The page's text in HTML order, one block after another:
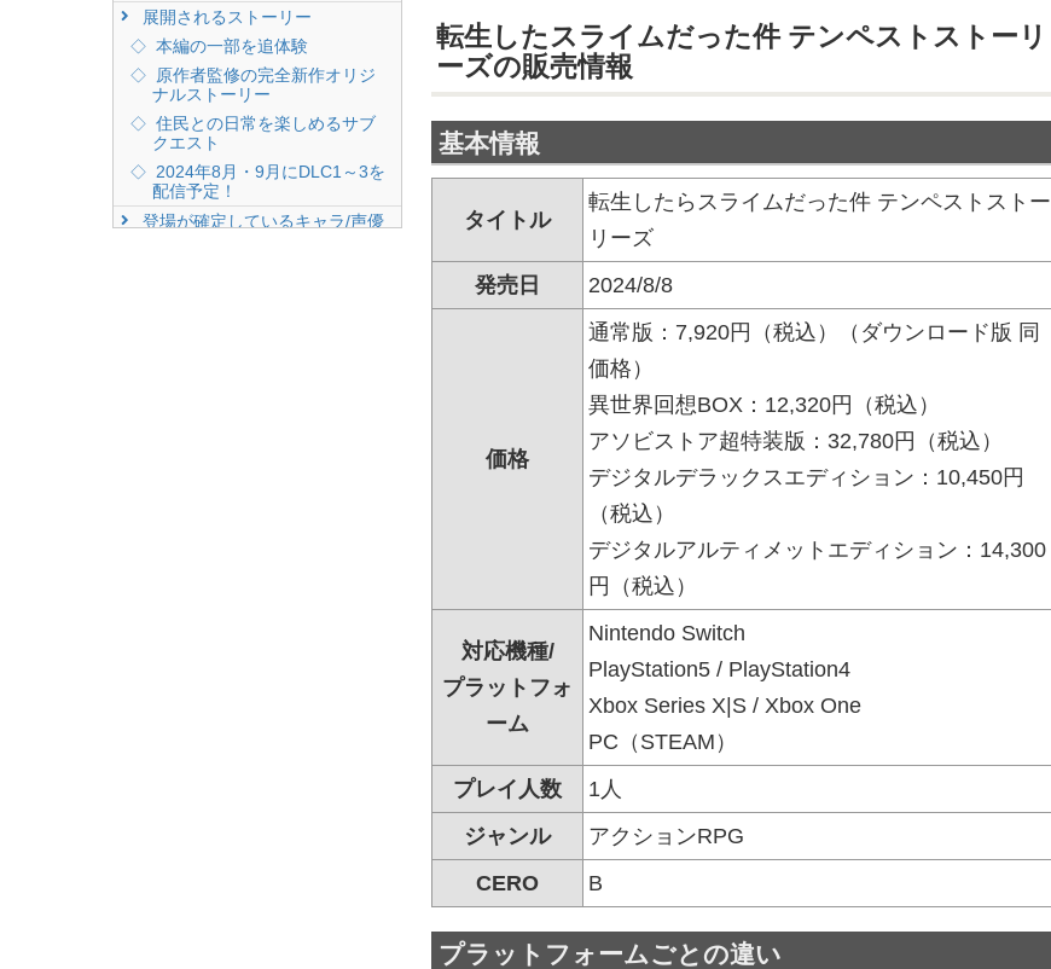
展開されるストーリー
本編の一部を追体験
原作者監修の完全新作オリジ
ナルストーリー
住民との日常を楽しめるサブ
クエスト
2024年8月・9月にDLC1～3を
配信予定！
登場が確定しているキャラ/声優
転生したスライムだった件 テンペストストーリ
ーズの販売情報
基本情報
タイトル
転生したらスライムだった件 テンペストストー
リーズ
発売日
2024/8/8
価格
通常版：7,920円（税込）（ダウンロード版 同
価格）
異世界回想BOX：12,320円（税込）
アソビストア超特装版：32,780円（税込）
デジタルデラックスエディション：10,450円
（税込）
デジタルアルティメットエディション：14,300
円（税込）
対応機種/
プラットフォ
ーム
Nintendo Switch
PlayStation5 / PlayStation4
Xbox Series X|S / Xbox One
PC（STEAM）
プレイ人数
1人
ジャンル
アクションRPG
CERO
B
プラットフォームごとの違い